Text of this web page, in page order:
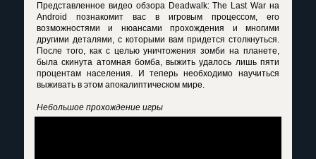
Представленное видео обзора Deadwalk: The Last War на
Android познакомит вас в игровым процессом, его
возможностями и нюансами прохождения и многими
другими деталями, с которыми вам придется столкнуться.
После того, как с целью уничтожения зомби на планете,
была скинута атомная бомба, выжить удалось лишь пяти
процентам населения. И теперь необходимо научиться
выживать в этом апокалиптическом мире.
Небольшое прохождение игры